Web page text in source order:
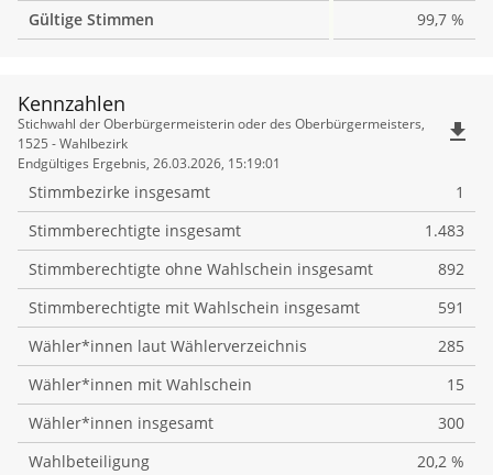
Gültige Stimmen
99,7 %
Kennzahlen
Kennzahlen
Stichwahl der Oberbürgermeisterin oder des Oberbürgermeisters,
1525 - Wahlbezirk
Endgültiges Ergebnis, 26.03.2026, 15:19:01
file_download
Stimmbezirke insgesamt
1
Stimmberechtigte insgesamt
1.483
Stimmberechtigte ohne Wahlschein insgesamt
892
Stimmberechtigte mit Wahlschein insgesamt
591
Wähler*innen laut Wählerverzeichnis
285
Wähler*innen mit Wahlschein
15
Wähler*innen insgesamt
300
Wahlbeteiligung
20,2 %